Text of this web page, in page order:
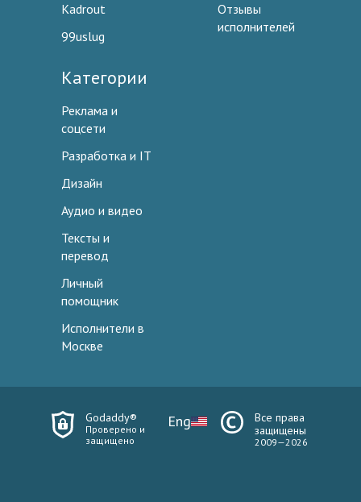
Kadrout
99uslug
Отзывы
исполнителей
Категории
Реклама и
соцсети
Разработка и IT
Дизайн
Аудио и видео
Тексты и
перевод
Личный
помощник
Исполнители в
Москве
Godaddy®
Проверено и
защищено
Eng
Все права
защищены
2009—2026